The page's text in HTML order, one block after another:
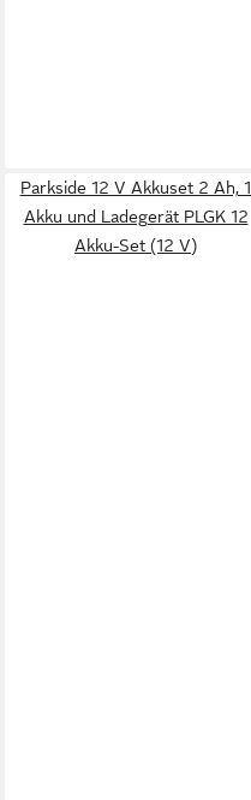
Parkside 12 V Akkuset 2 Ah, 1
Akku und Ladegerät PLGK 12
Akku-Set (12 V)